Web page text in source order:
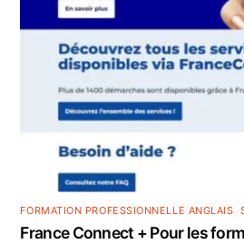
FORMATION PROFESSIONNELLE ANGLAIS
France Connect + Pour les